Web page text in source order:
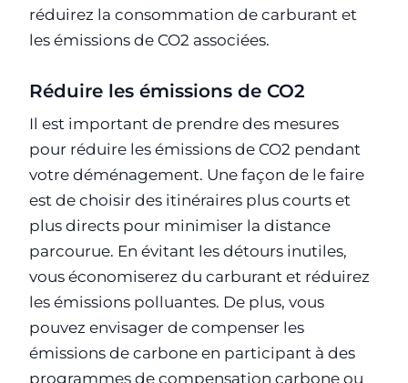
réduirez la consommation de carburant et
les émissions de CO2 associées.
Réduire les émissions de CO2
Il est important de prendre des mesures
pour réduire les émissions de CO2 pendant
votre déménagement. Une façon de le faire
est de choisir des itinéraires plus courts et
plus directs pour minimiser la distance
parcourue. En évitant les détours inutiles,
vous économiserez du carburant et réduirez
les émissions polluantes. De plus, vous
pouvez envisager de compenser les
émissions de carbone en participant à des
programmes de compensation carbone ou